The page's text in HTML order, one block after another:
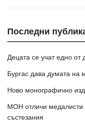
Последни
Децата се учат едно от
Бургас дава думата на
Ново монографично
МОН отличи
състезания